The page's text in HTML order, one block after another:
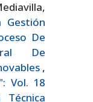
Gestión
De
De
,
Vol. 18